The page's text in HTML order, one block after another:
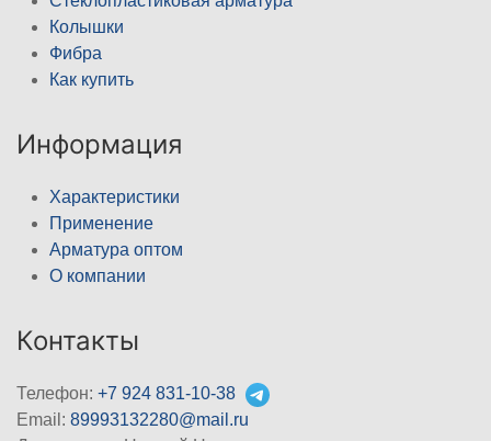
Колышки
Фибра
Как купить
Информация
Характеристики
Применение
Арматура оптом
О компании
Контакты
Телефон: +7 924 831-10-38
Email: 89993132280@mail.ru